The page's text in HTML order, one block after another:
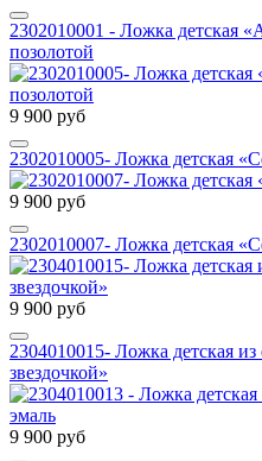
2302010001 - Ложка детская
позолотой
9 900 руб
2302010005- Ложка детская
9 900 руб
2302010007- Ложка детская
9 900 руб
2304010015- Ложка детская
звездочкой»
9 900 руб